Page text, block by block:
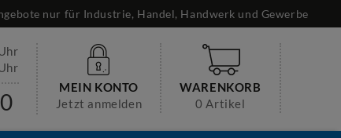
nur für Industrie, Handel, Handwerk und Gewerbe
MEIN KONTO
Jetzt anmelden
WARENKORB
0 Artikel